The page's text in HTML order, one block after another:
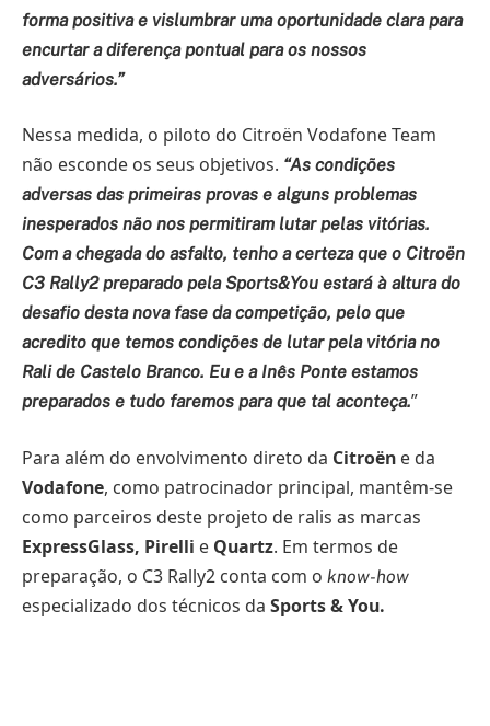
forma positiva e vislumbrar uma oportunidade clara para
encurtar a diferença pontual para os nossos
adversários.”
Nessa medida, o piloto do Citroën Vodafone Team
não esconde os seus objetivos. “As condições
adversas das primeiras provas e alguns problemas
inesperados não nos permitiram lutar pelas vitórias.
Com a chegada do asfalto, tenho a certeza que o Citroën
C3 Rally2 preparado pela Sports&You estará à altura do
desafio desta nova fase da competição, pelo que
acredito que temos condições de lutar pela vitória no
Rali de Castelo Branco. Eu e a Inês Ponte estamos
preparados e tudo faremos para que tal aconteça.”
Para além do envolvimento direto da Citroën e da
Vodafone, como patrocinador principal, mantêm-se
como parceiros deste projeto de ralis as marcas
ExpressGlass, Pirelli e Quartz. Em termos de
preparação, o C3 Rally2 conta com o know-how
especializado dos técnicos da Sports & You.